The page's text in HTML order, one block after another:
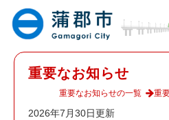
重要なお知らせ
2026年7月30日更新
重要なお知らせの一覧 重